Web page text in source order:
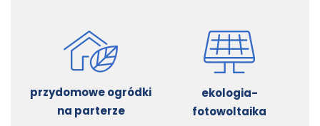
przydomowe ogródki
na parterze
ekologia-
fotowoltaika